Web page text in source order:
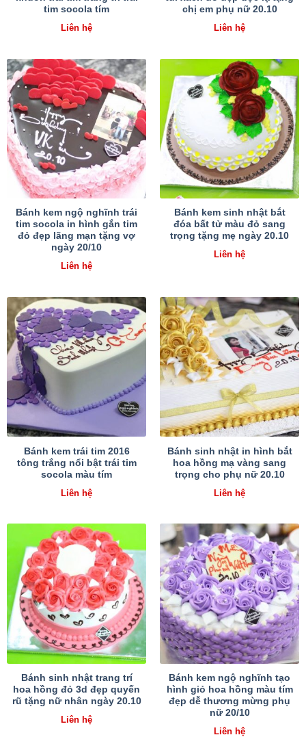
tim socola tím
Liên hệ
chị em phụ nữ 20.10
Liên hệ
Bánh kem ngộ nghĩnh trái
tim socola in hình gắn tim
đỏ đẹp lãng mạn tặng vợ
ngày 20/10
Liên hệ
Bánh kem sinh nhật bắt
đóa bất tử màu đỏ sang
trọng tặng mẹ ngày 20.10
Liên hệ
Bánh kem trái tim 2016
tông trắng nổi bật trái tim
socola màu tím
Liên hệ
Bánh sinh nhật in hình bắt
hoa hồng mạ vàng sang
trọng cho phụ nữ 20.10
Liên hệ
Bánh sinh nhật trang trí
hoa hồng đỏ 3d đẹp quyến
rũ tặng nữ nhân ngày 20.10
Liên hệ
Bánh kem ngộ nghĩnh tạo
hình giỏ hoa hồng màu tím
đẹp dễ thương mừng phụ
nữ 20/10
Liên hệ